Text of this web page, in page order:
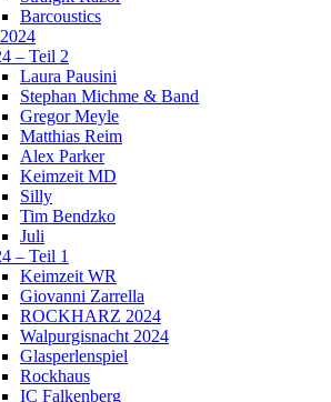
Barcoustics
– Teil 2
Laura Pausini
Stephan Michme & Band
Gregor Meyle
Matthias Reim
Alex Parker
Keimzeit MD
Silly
Tim Bendzko
Juli
– Teil 1
Keimzeit WR
Giovanni Zarrella
ROCKHARZ 2024
Walpurgisnacht 2024
Glasperlenspiel
Rockhaus
IC Falkenberg